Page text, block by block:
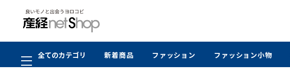
全てのカテゴリ 新着商品 ファッション ファッション小物